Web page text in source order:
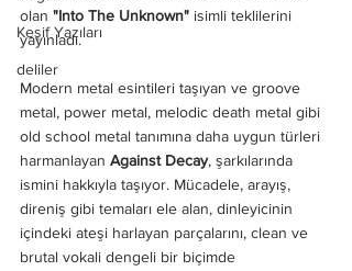
Keşif Yazıları
deliler
olan "Into The Unknown" isimli teklilerini
yayınladı.
Modern metal esintileri taşıyan ve groove
metal, power metal, melodic death metal gibi
old school metal tanımına daha uygun türleri
harmanlayan Against Decay, şarkılarında
ismini hakkıyla taşıyor. Mücadele, arayış,
direniş gibi temaları ele alan, dinleyicinin
içindeki ateşi harlayan parçalarını, clean ve
brutal vokali dengeli bir biçimde